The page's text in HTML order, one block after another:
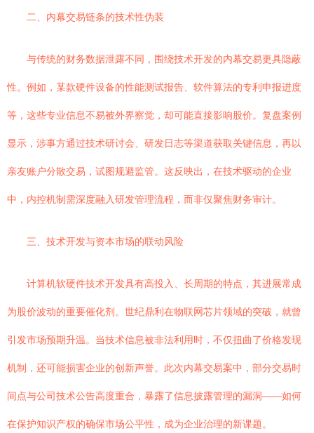
二、内幕交易链条的技术性伪装
与传统的财务数据泄露不同，围绕技术开发的内幕交易更具隐蔽
性。例如，某款硬件设备的性能测试报告、软件算法的专利申报进度
等，这些专业信息不易被外界察觉，却可能直接影响股价。复盘案例
显示，涉事方通过技术研讨会、研发日志等渠道获取关键信息，再以
亲友账户分散交易，试图规避监管。这反映出，在技术驱动的企业
中，内控机制需深度融入研发管理流程，而非仅聚焦财务审计。
三、技术开发与资本市场的联动风险
计算机软硬件技术开发具有高投入、长周期的特点，其进展常成
为股价波动的重要催化剂。世纪鼎利在物联网芯片领域的突破，就曾
引发市场预期升温。当技术信息被非法利用时，不仅扭曲了价格发现
机制，还可能损害企业的创新声誉。此次内幕交易案中，部分交易时
间点与公司技术公告高度重合，暴露了信息披露管理的漏洞——如何
在保护知识产权的确保市场公平性，成为企业治理的新课题。